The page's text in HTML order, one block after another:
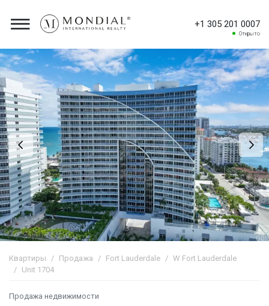
+1 305 201 0007
Открыто
Квартиры Продажа Fort Lauderdale
W Fort Lauderdale
Unit 1704
Продажа недвижимости